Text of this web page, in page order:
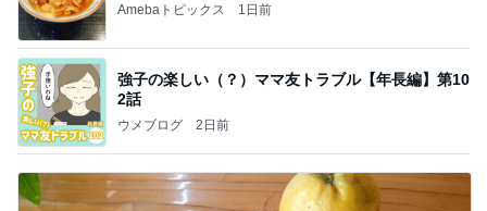
Amebaトピックス 1日前
強子の楽しい（？）ママ友トラブル【年長編】第10
2話
ウメブログ 2日前